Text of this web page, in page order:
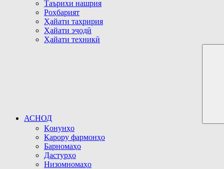
Таърихи нашрия
Роҳбарият
Ҳайати таҳририя
Ҳайати эҷодӣ
Ҳайати техникӣ
АСНОД
Қонунҳо
Қарору фармонҳо
Барномаҳо
Дастурҳо
Низомномаҳо